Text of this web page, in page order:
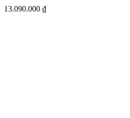
13.090.000 ₫